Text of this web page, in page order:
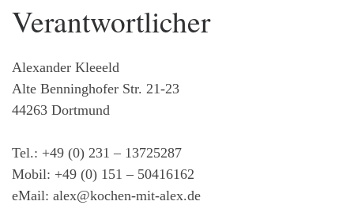
Verantwortlicher
Alexander Kleeeld
Alte Benninghofer Str. 21-23
44263 Dortmund
Tel.: +49 (0) 231 – 13725287
Mobil: +49 (0) 151 – 50416162
eMail: alex@kochen-mit-alex.de